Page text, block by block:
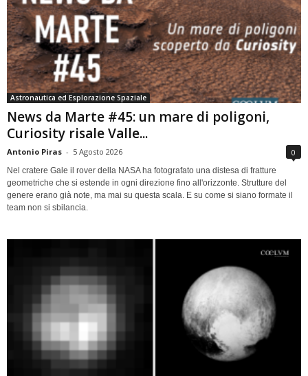
Astronautica ed Esplorazione Spaziale
News da Marte #45: un mare di poligoni,
Curiosity risale Valle...
Antonio Piras - 5 Agosto 2026 0
Nel cratere Gale il rover della NASA ha fotografato una distesa di fratture
geometriche che si estende in ogni direzione fino all'orizzonte. Strutture del
genere erano già note, ma mai su questa scala. E su come si siano formate il
team non si sbilancia.